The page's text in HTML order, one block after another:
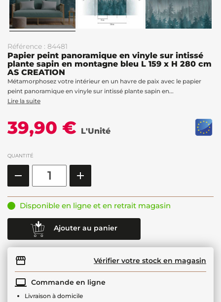
Référence : 84481
Papier peint panoramique en vinyle sur intissé
plante sapin en montagne bleu L 159 x H 280 cm
AS CREATION
Métamorphosez votre intérieur en un havre de paix avec le papier
peint panoramique en vinyle sur intissé plante sapin en...
Lire la suite
39,90 € L'Unité
QUANTITÉ
Disponible en ligne et en retrait magasin
Ajouter au panier
Vérifier votre stock en magasin
Commande en ligne
Livraison à domicile